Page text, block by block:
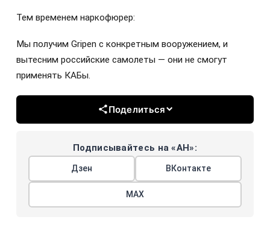
Тем временем наркофюрер:
Мы получим Gripen с конкретным вооружением, и
вытесним российские самолеты — они не смогут
применять КАБы.
Поделиться
Подписывайтесь на «АН»:
Дзен ВКонтакте
МАХ